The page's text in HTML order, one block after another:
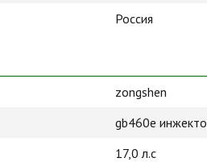
Россия
zongshen
gb460e
17,0 л.с